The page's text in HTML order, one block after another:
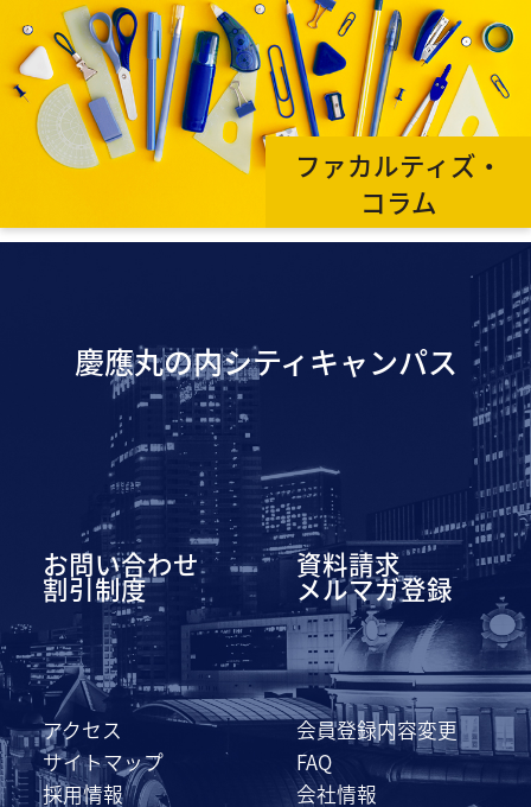
ファカルティズ・
コラム
慶應丸の内シティキャンパス
お問い合わせ 資料請求
割引制度 メルマガ登録
アクセス
会員登録内容変更
サイトマップ
FAQ
採用情報
会社情報